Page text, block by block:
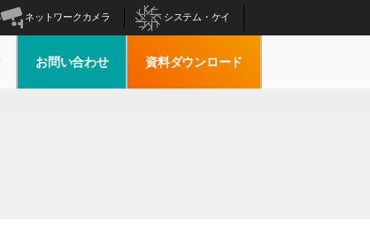
ネットワークカメラ システム・ケイ
お問い合わせ 資料ダウンロード